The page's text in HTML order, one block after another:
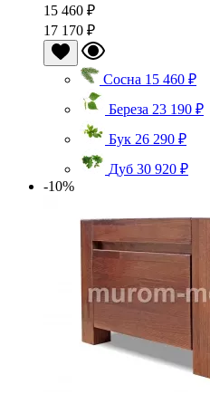
15 460 ₽
17 170 ₽
Сосна 15 460 ₽
Береза 23 190 ₽
Бук 26 290 ₽
Дуб 30 920 ₽
-10%